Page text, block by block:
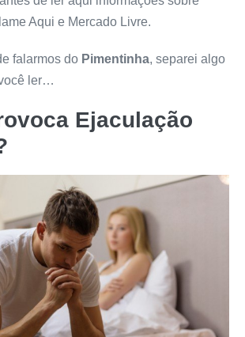
Aqui e Mercado Livre.
falarmos do Pimentinha, separei algo
ler…
Ejaculação